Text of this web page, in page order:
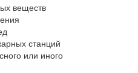
веществ
станций
или иного